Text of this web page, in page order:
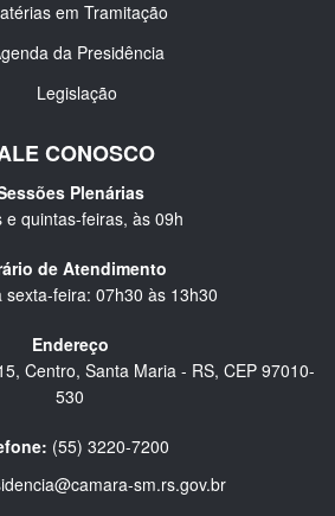
em Tramitação
da Presidência
Legislação
CONOSCO
Plenárias
e quintas-feiras, às 09h
de Atendimento
sexta-feira: 07h30 às 13h30
Endereço
Centro, Santa Maria - RS, CEP 97010-
530
(55) 3220-7200
sm.rs.gov.br